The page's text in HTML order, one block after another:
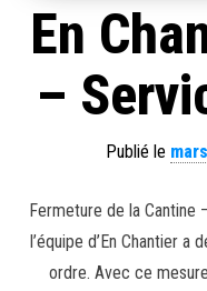
En
–
Publié le
Fermeture de la Cantine
l’équipe d’En Chantier a
ordre. Avec ce